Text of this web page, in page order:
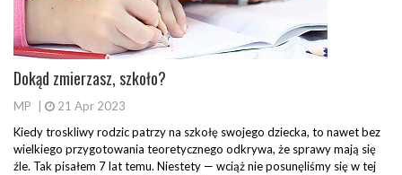
Dokąd zmierzasz, szkoło?
MP
21 Apr 2023
Kiedy troskliwy rodzic patrzy na szkołę swojego dziecka, to nawet bez
wielkiego przygotowania teoretycznego odkrywa, że sprawy mają się
źle. Tak pisałem 7 lat temu. Niestety — wciąż nie posunęliśmy się w tej